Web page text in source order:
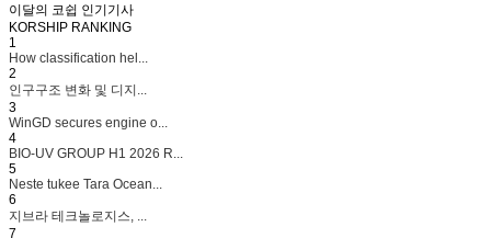
이달의 코쉽 인기기사
KORSHIP RANKING
1
How classification hel...
2
인구구조 변화 및 디지...
3
WinGD secures engine o...
4
BIO-UV GROUP H1 2026 R...
5
Neste tukee Tara Ocean...
6
지브라 테크놀로지스, ...
7